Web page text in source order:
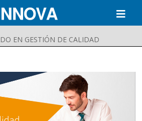
EN GESTIÓN DE CALIDAD